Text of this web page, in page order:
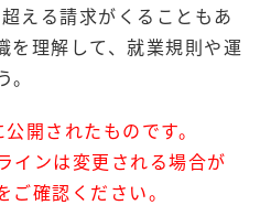
える請求がくることもあ
を理解して、就業規則や運
開されたものです。
インは変更される場合が
確認ください。